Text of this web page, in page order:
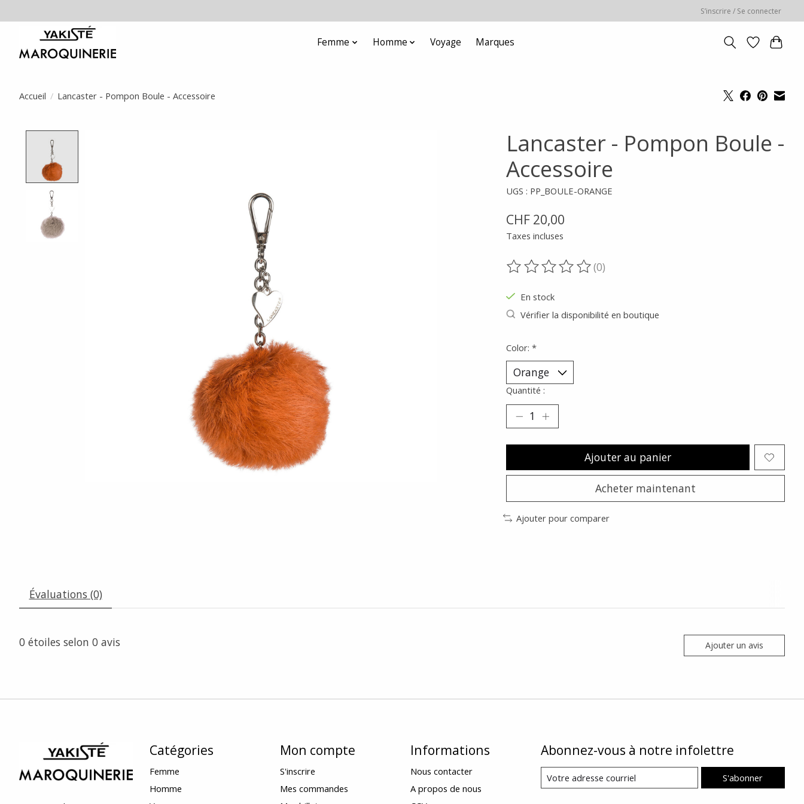
S’inscrire / Se connecter
Femme Homme Voyage Marques
Accueil / Lancaster - Pompon Boule - Accessoire
Lancaster - Pompon Boule -
Accessoire
UGS : PP_BOULE-ORANGE
CHF 20,00
Taxes incluses
Ce produit est évalué à
(0)
En stock
Vérifier la disponibilité en boutique
Color: *
Quantité :
Ajouter au panier
Acheter maintenant
Ajouter pour comparer
Évaluations (0)
0 étoiles selon 0 avis Ajouter un avis
Catégories
Femme
Homme
Mon compte
S'inscrire
Mes commandes
Informations
Nous contacter
A propos de nous
Abonnez-vous à notre infolettre
S'abonner